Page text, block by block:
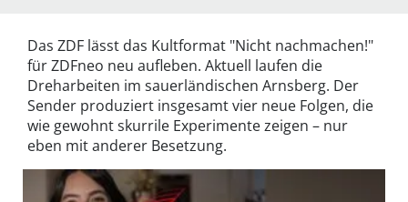
Das ZDF lässt das Kultformat "Nicht nachmachen!"
für ZDFneo neu aufleben. Aktuell laufen die
Dreharbeiten im sauerländischen Arnsberg. Der
Sender produziert insgesamt vier neue Folgen, die
wie gewohnt skurrile Experimente zeigen – nur
eben mit anderer Besetzung.